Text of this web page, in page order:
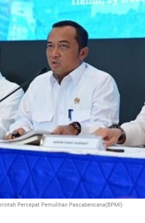
Percepat Pemulihan Pascabencana(BPMI)